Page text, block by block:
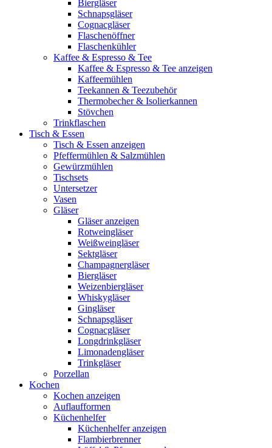
Biergläser
Schnapsgläser
Cognacgläser
Flaschenöffner
Flaschenkühler
Kaffee & Espresso & Tee
Kaffee & Espresso & Tee anzeigen
Kaffeemühlen
Teekannen & Teezubehör
Thermobecher & Isolierkannen
Stövchen
Trinkflaschen
Tisch & Essen
Tisch & Essen anzeigen
Pfeffermühlen & Salzmühlen
Gewürzmühlen
Tischsets
Untersetzer
Vasen
Gläser
Gläser anzeigen
Rotweingläser
Weißweingläser
Sektgläser
Champagnergläser
Biergläser
Weizenbiergläser
Whiskygläser
Gingläser
Schnapsgläser
Cognacgläser
Longdrinkgläser
Limonadengläser
Trinkgläser
Porzellan
Kochen
Kochen anzeigen
Auflaufformen
Küchenhelfer
Küchenhelfer anzeigen
Flambierbrenner